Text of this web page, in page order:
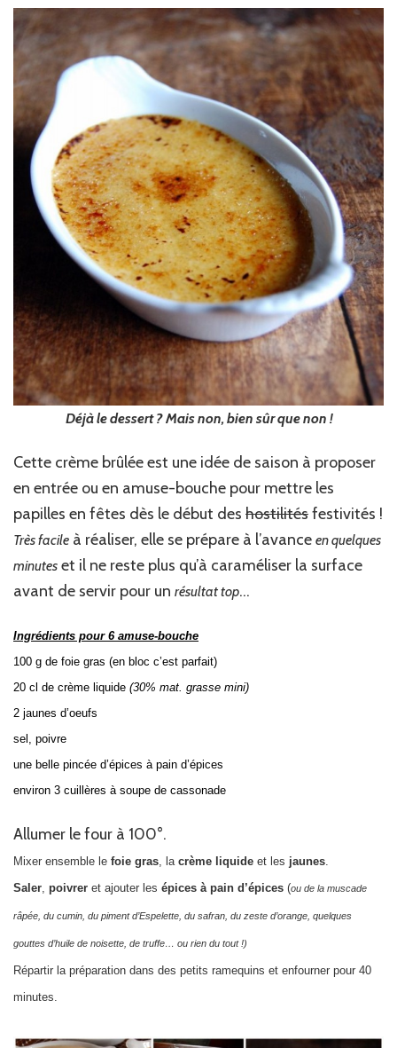
au
foie
gras
Déjà le dessert ? Mais non, bien sûr que non !
Cette crème brûlée est une idée de saison à proposer
en entrée ou en amuse-bouche pour mettre les
papilles en fêtes dès le début des hostilitésfestivités !
Très facile à réaliser, elle se prépare à l’avance en quelques
minutes et il ne reste plus qu’à caraméliser la surface
avant de servir pour un résultat top…
Ingrédients pour 6 amuse-bouche
100 g de foie gras (en bloc c’est parfait)
20 cl de crème liquide (30% mat. grasse mini)
2 jaunes d’oeufs
sel, poivre
une belle pincée d’épices à pain d’épices
environ 3 cuillères à soupe de cassonade
Allumer le four à 100°.
Mixer ensemble le foie gras, la crème liquide et les jaunes.
Saler, poivrer et ajouter les épices à pain d’épices (ou de la muscade
râpée, du cumin, du piment d’Espelette, du safran, du zeste d’orange, quelques
gouttes d’huile de noisette, de truffe… ou rien du tout !)
Répartir la préparation dans des petits ramequins et enfourner pour 40
minutes.